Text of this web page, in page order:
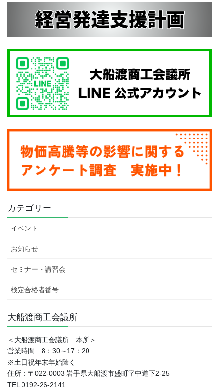
カテゴリー
イベント
お知らせ
セミナー・講習会
検定合格者番号
大船渡商工会議所
＜大船渡商工会議所 本所＞
営業時間 8：30～17：20
※土日祝年末年始除く
住所：〒022-0003 岩手県大船渡市盛町字中道下2-25
TEL 0192-26-2141